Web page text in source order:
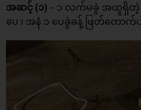
အဆင့် (၁) – ၁ လက်မခွဲ အထူရှိတဲ့
ပေ ၊ အနံ ၁ ပေခွဲခန့် ဖြတ်တောက်ပ